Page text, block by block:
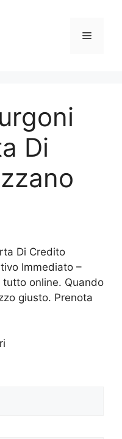
Menu
Di
Di Credito
Immediato –
online. Quando
giusto. Prenota